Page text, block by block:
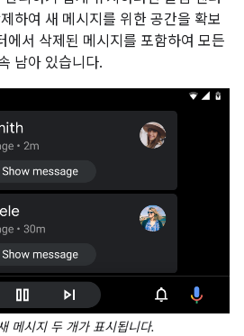
하여 새 메시지를 위한 공간을 확보
에서 삭제된 메시지를 포함하여 모든
남아 있습니다.
메시지 두 개가 표시됩니다.